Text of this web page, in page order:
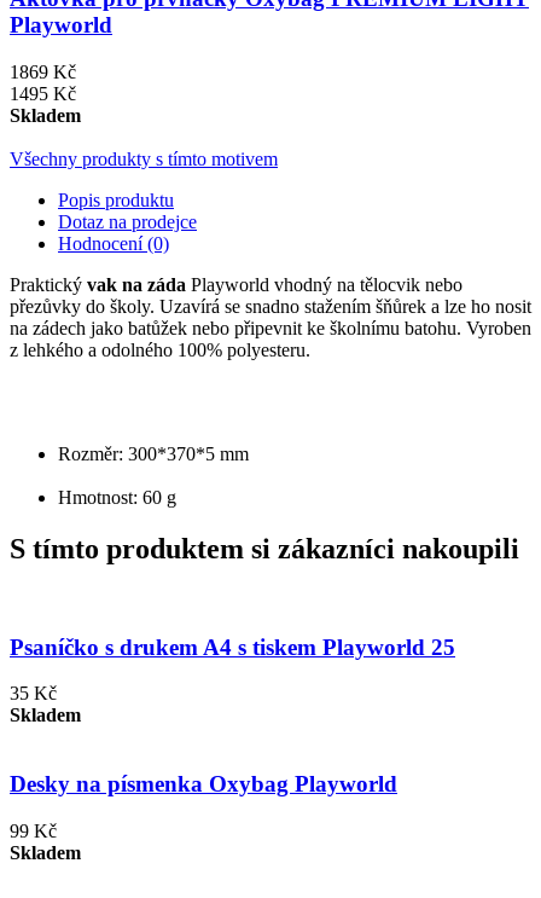
Playworld
1869 Kč
1495 Kč
Skladem
Všechny produkty s tímto motivem
Popis produktu
Dotaz na prodejce
Hodnocení (0)
Praktický vak na záda Playworld vhodný na tělocvik nebo
přezůvky do školy. Uzavírá se snadno stažením šňůrek a lze ho nosit
na zádech jako batůžek nebo připevnit ke školnímu batohu. Vyroben
z lehkého a odolného 100% polyesteru.
Rozměr: 300*370*5 mm
Hmotnost: 60 g
S tímto produktem si zákazníci nakoupili
Psaníčko s drukem A4 s tiskem Playworld 25
35 Kč
Skladem
Desky na písmenka Oxybag Playworld
99 Kč
Skladem